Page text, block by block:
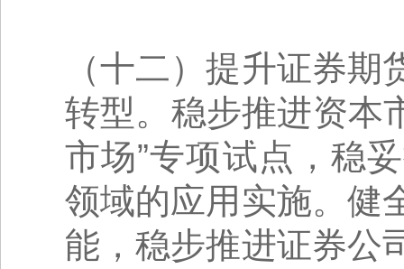
（十二）提升证券
转型。稳步推进资本
市场”专项试点，稳
领域的应用实施。健
能，稳步推进证券公